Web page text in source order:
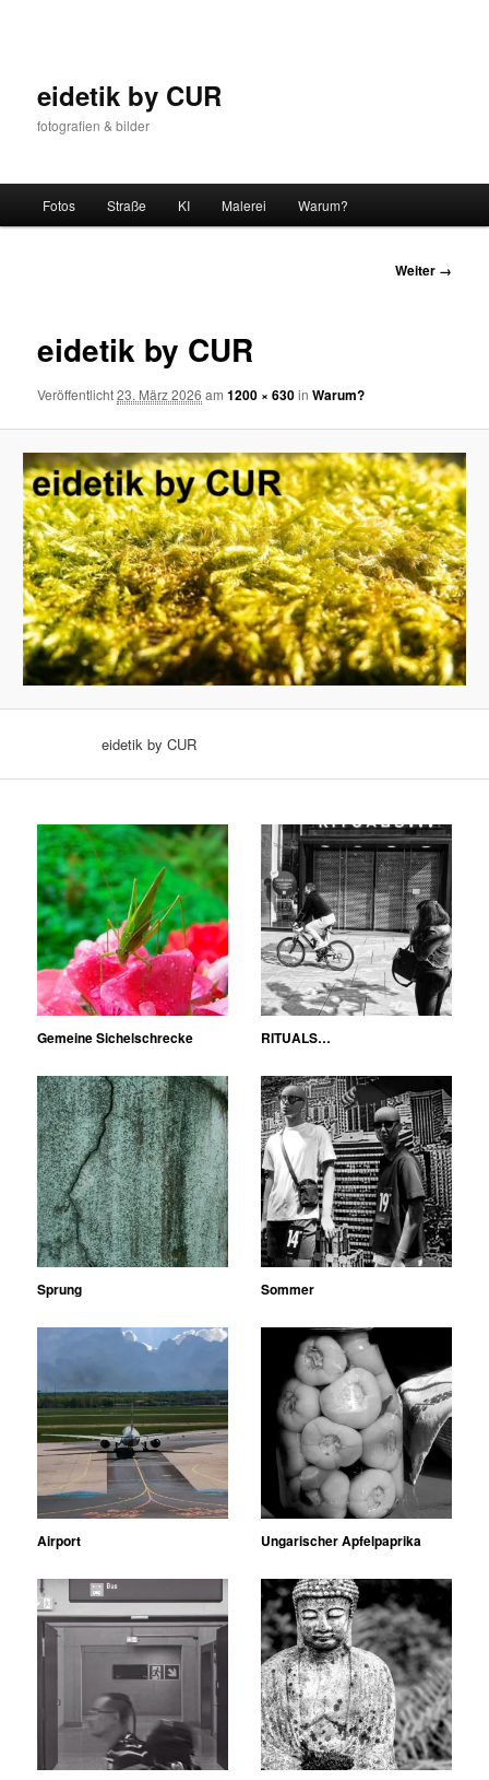
eidetik by CUR
fotografien & bilder
Fotos Straße KI Malerei Warum?
Bilder-
Weiter →
eidetik by CUR
Veröffentlicht23. März 2026 am1200 × 630inWarum?
eidetik by CUR
Gemeine Sichelschrecke RITUALS…
Sprung Sommer
Airport Ungarischer Apfelpaprika